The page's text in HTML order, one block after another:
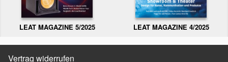
LEAT MAGAZINE 5/2025 LEAT MAGAZINE 4/2025
Vertrag widerrufen